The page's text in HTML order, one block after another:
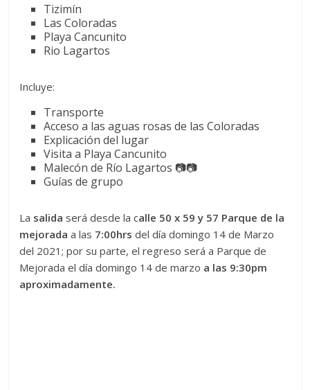
Tizimín
Las Coloradas
Playa Cancunito
Rio Lagartos
Incluye:
Transporte
Acceso a las aguas rosas de las Coloradas
Explicación del lugar
Visita a Playa Cancunito
Malecón de Río Lagartos 📷📷
Guías de grupo
La salidaserá desde la calle 50 x 59 y 57 Parque de la
mejorada a las 7:00hrs del día domingo 14 de Marzo
del 2021; por su parte, el regreso será a Parque de
Mejorada el día domingo 14 de marzo a las 9:30pm
aproximadamente.